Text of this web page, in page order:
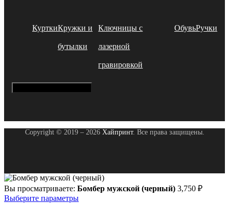
КурткиКружки и
бутылки
Ключницы с
лазерной
гравировкой
ОбувьРучки
Copyright © 2019 – 2026 Хайпринт. Все права защищены.
Вы просматриваете: Бомбер мужской (черный) 3,750 ₽
Выберите параметры